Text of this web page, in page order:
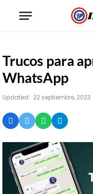
Trucos para
WhatsApp
Updated: 22 septiembre, 2023